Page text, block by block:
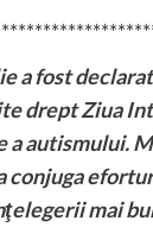
a fost
drept Ziua
autismului.
conjuga
mai